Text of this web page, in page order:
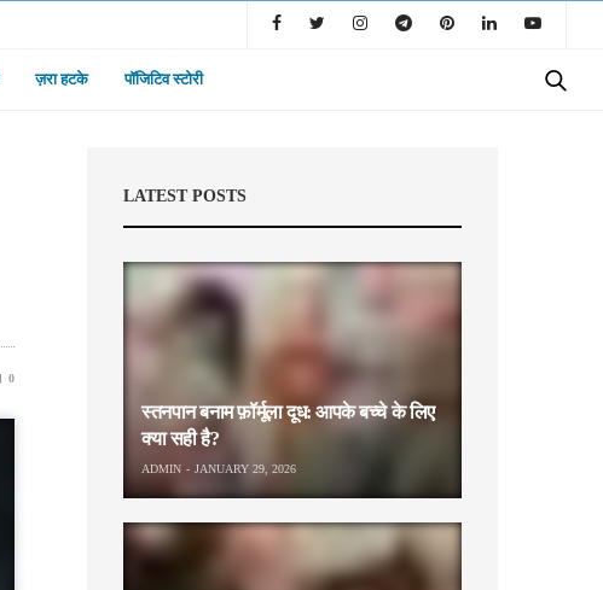
ज़रा हटके पॉजिटिव स्टोरी
0
LATEST POSTS
स्तनपान बनाम फ़ॉर्मूला दूध: आपके बच्चे के लिए
क्या सही है?
ADMIN JANUARY 29, 2026